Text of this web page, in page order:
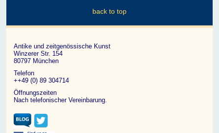
back to top
Antike und zeitgenössische Kunst
Winzerer Str. 154
80797 München
Telefon
++49 (0) 89 304714
Öffnungszeiten
Nach telefonischer Vereinbarung.